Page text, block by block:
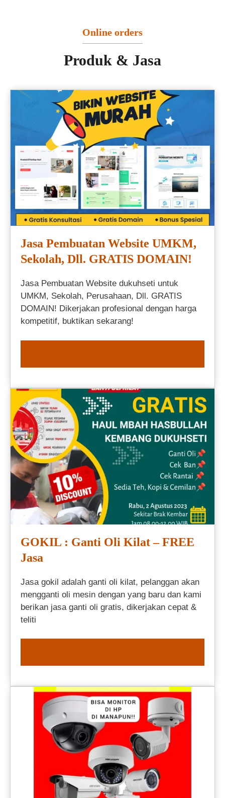
Online orders
Produk & Jasa
Jasa Pembuatan Website UMKM,
Sekolah, Dll. GRATIS DOMAIN!
Jasa Pembuatan Website dukuhseti untuk
UMKM, Sekolah, Perusahaan, Dll. GRATIS
DOMAIN! Dikerjakan profesional dengan harga
kompetitif, buktikan sekarang!
GOKIL : Ganti Oli Kilat – FREE
Jasa
Jasa gokil adalah ganti oli kilat, pelanggan akan
mengganti oli mesin dengan yang baru dan kami
berikan jasa ganti oli gratis, dikerjakan cepat &
teliti